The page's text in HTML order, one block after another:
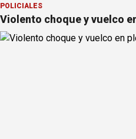
POLICIALES
Violento choque y vuelco